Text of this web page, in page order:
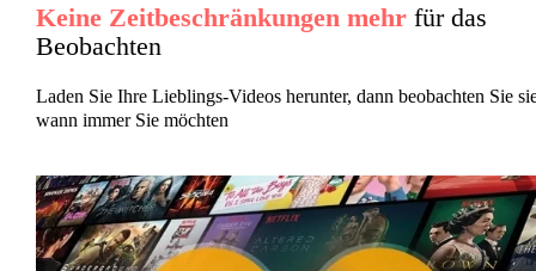
Keine Zeitbeschränkungen mehrfür das
Beobachten
Laden Sie Ihre Lieblings-Videos herunter, dann beobachten Sie
wann immer Sie möchten